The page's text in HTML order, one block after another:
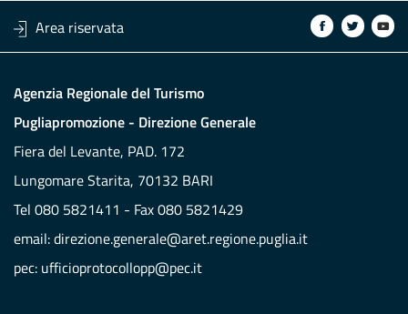
Area riservata
Agenzia Regionale del Turismo
Pugliapromozione - Direzione Generale
Fiera del Levante, PAD. 172
Lungomare Starita, 70132 BARI
Tel 080 5821411 - Fax 080 5821429
email:direzione.generale@aret.regione.puglia.it
pec: ufficioprotocollopp@pec.it